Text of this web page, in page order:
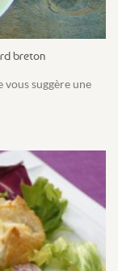
breton
vous suggère une